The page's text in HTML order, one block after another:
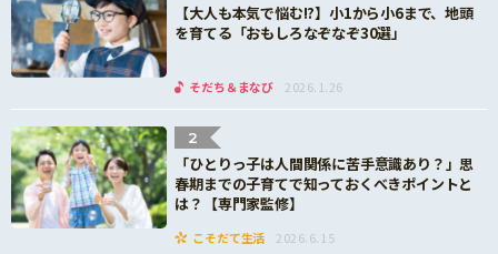
【大人も本気で悩む!?】小1から小6まで、地頭
を育てる「おもしろなぞなぞ30選」
そだち＆まなび 2026.1.26
2
「ひとりっ子は人間関係に苦手意識あり？」思
春期までの子育てで知っておくべきポイントと
は？【専門家監修】
こそだて生活 2026.6.15